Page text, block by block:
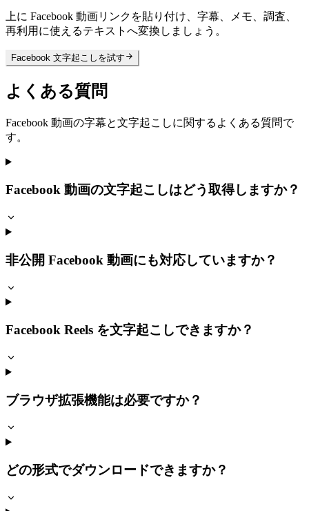
上に Facebook 動画リンクを貼り付け、字幕、メモ、調査、
再利用に使えるテキストへ変換しましょう。
Facebook 文字起こしを試す
よくある質問
Facebook 動画の字幕と文字起こしに関するよくある質問で
す。
Facebook 動画の文字起こしはどう取得しますか？
非公開 Facebook 動画にも対応していますか？
Facebook Reels を文字起こしできますか？
ブラウザ拡張機能は必要ですか？
どの形式でダウンロードできますか？